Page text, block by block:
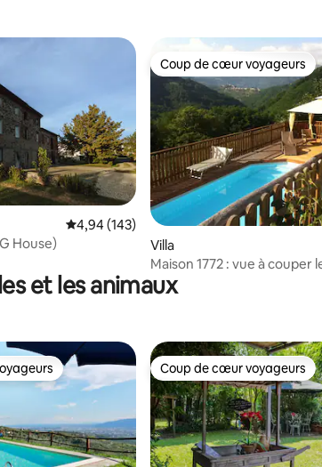
212 commentaires : 4,86 sur 5
Évaluation moyenne sur la base de 143
4,94 (143)
House)
Coup de cœur voyageurs
Coup de cœur voyageurs
Villa
Maison 1772 : vue à couper
jacuzzi, piscine, sauna
et les animaux
les plus appréciés Coup de cœur voyageurs
Coup de cœur voyageurs